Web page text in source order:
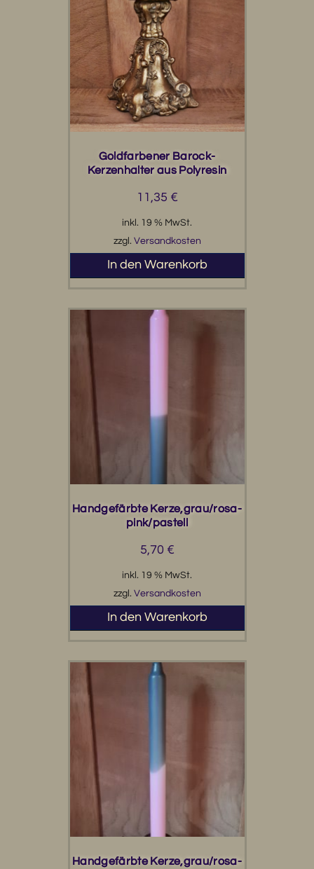
Goldfarbener Barock-
Kerzenhalter aus Polyresin
11,35 €
inkl. 19 % MwSt.
zzgl. Versandkosten
In den Warenkorb
Handgefärbte Kerze,grau/rosa-
pink/pastell
5,70 €
inkl. 19 % MwSt.
zzgl. Versandkosten
In den Warenkorb
Handgefärbte Kerze,grau/rosa-